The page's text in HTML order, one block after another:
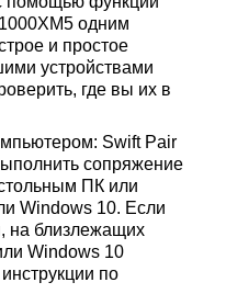
одним
и простое
устройствами
где вы их в
Swift Pair
сопряжение
ПК или
Windows 10. Если
на близлежащих
Windows 10
по